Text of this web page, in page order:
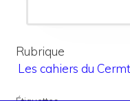
Rubrique
Les cahiers du